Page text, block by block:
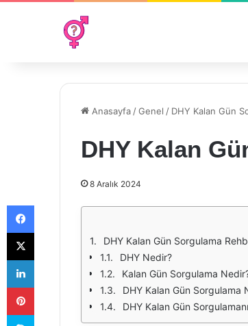
Anasayfa /Genel / DHY Kalan Gün
DHY Kalan
8 Aralık 2024
DHY Kalan Gün Sorgulama
DHY Nedir?
Kalan Gün Sorgulama
DHY Kalan Gün Sorgulama
DHY Kalan Gün
Facebook
X
LinkedIn
Pinterest
Skype